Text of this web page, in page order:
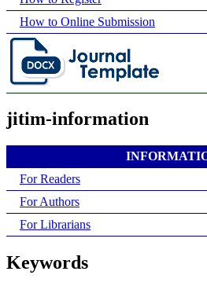
How to Online Submission
jitim-information
For Readers
For Authors
For Librarians
Keywords